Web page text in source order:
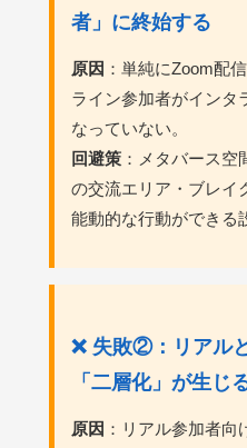
者」に終始する
原因 ：単純にZoom配
ライン参加者がインタ
なっていない。
回避策 ：メタバース
の交流エリア・ブレイ
能動的な行動ができる
❌ 失敗②：リアル
「二層化」が生じ
原因 ：リアル参加者向